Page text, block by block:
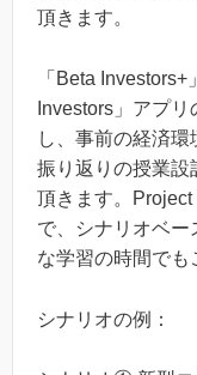
頂きます。
「Beta
Investors」アプ
し、事前の経済
振り返りの授業設
頂きます。
で、シナリオベー
な学習の時間でも
シナリオの例：